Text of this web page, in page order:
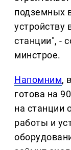
подземных
устройству
станции", -
минстрое.
Напомним,
готова на
на станции
работы и